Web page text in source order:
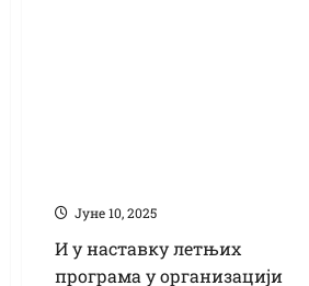
Јуне 10, 2025
И у наставку летњих
програма у организацији